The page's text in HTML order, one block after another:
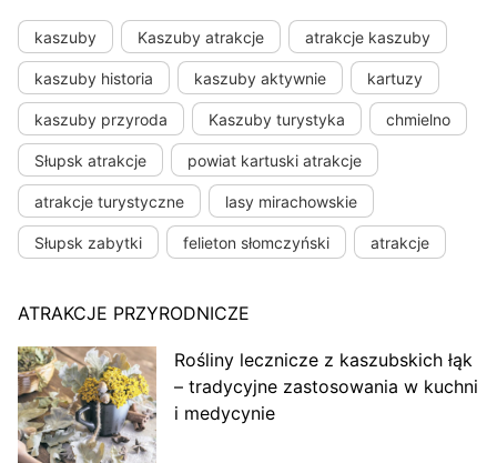
kaszuby Kaszuby atrakcje atrakcje kaszuby
kaszuby historia kaszuby aktywnie kartuzy
kaszuby przyroda Kaszuby turystyka chmielno
Słupsk atrakcje powiat kartuski atrakcje
atrakcje turystyczne lasy mirachowskie
Słupsk zabytki felieton słomczyński atrakcje
ATRAKCJE PRZYRODNICZE
Rośliny lecznicze z kaszubskich łąk
– tradycyjne zastosowania w kuchni
i medycynie